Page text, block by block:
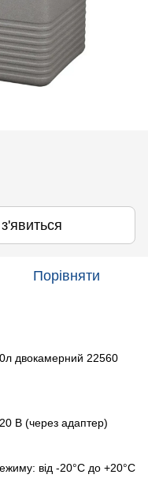
Порівняти
двокамерний 22560
В (через адаптер)
від -20°C до +20°C